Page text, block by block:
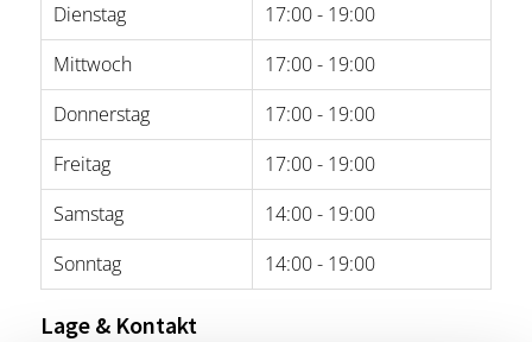
Dienstag
17:00 - 19:00
Mittwoch
17:00 - 19:00
Donnerstag
17:00 - 19:00
Freitag
17:00 - 19:00
Samstag
14:00 - 19:00
Sonntag
14:00 - 19:00
Lage & Kontakt